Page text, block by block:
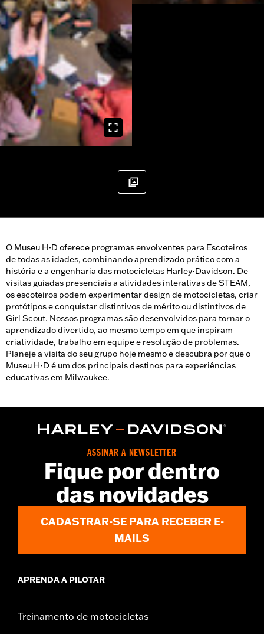
O Museu H-D oferece programas envolventes para Escoteiros
de todas as idades, combinando aprendizado prático com a
história e a engenharia das motocicletas Harley-Davidson. De
visitas guiadas presenciais a atividades interativas de STEAM,
os escoteiros podem experimentar design de motocicletas, criar
protótipos e conquistar distintivos de mérito ou distintivos de
Girl Scout. Nossos programas são desenvolvidos para tornar o
aprendizado divertido, ao mesmo tempo em que inspiram
criatividade, trabalho em equipe e resolução de problemas.
Planeje a visita do seu grupo hoje mesmo e descubra por que o
Museu H-D é um dos principais destinos para experiências
educativas em Milwaukee.
ASSINAR A NEWSLETTER
Fique por dentro
das novidades
CADASTRAR-SE PARA RECEBER E-
MAILS
APRENDA A PILOTAR
Treinamento de motocicletas